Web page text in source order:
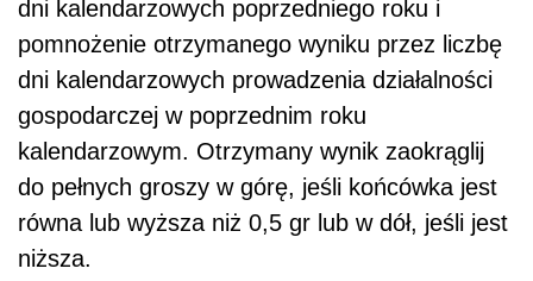
dni kalendarzowych poprzedniego roku i
pomnożenie otrzymanego wyniku przez liczbę
dni kalendarzowych prowadzenia działalności
gospodarczej w poprzednim roku
kalendarzowym. Otrzymany wynik zaokrąglij
do pełnych groszy w górę, jeśli końcówka jest
równa lub wyższa niż 0,5 gr lub w dół, jeśli jest
niższa.